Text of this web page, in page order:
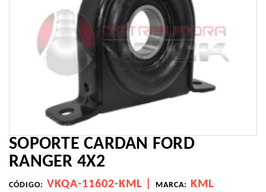
SOPORTE CARDAN FORD
RANGER 4X2
CÓDIGO: VKQA-11602-KML | MARCA: KML